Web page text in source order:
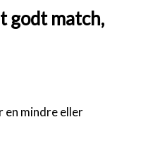
godt match,
en mindre eller